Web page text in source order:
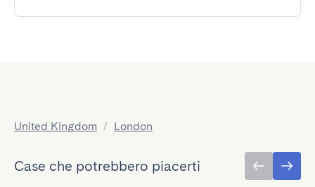
United Kingdom / London
Case che potrebbero piacerti